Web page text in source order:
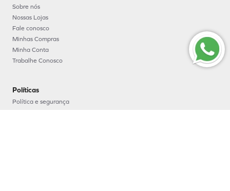
Sobre nós
Nossas Lojas
Fale conosco
Minhas Compras
Minha Conta
Trabalhe Conosco
Políticas
Política e segurança